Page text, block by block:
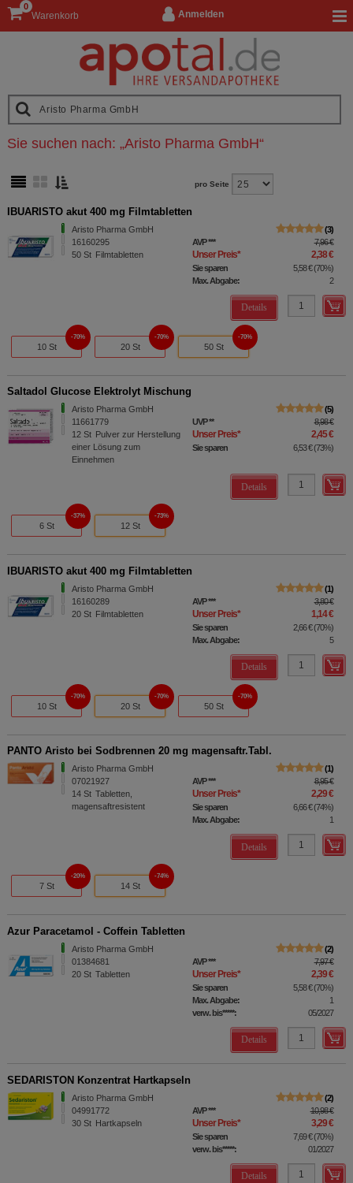
Anmelden
Warenkorb
0
Sie suchen nach: „Aristo Pharma GmbH“
pro Seite
IBUARISTO akut 400 mg Filmtabletten
Aristo Pharma GmbH
16160295
50 St Filmtabletten
3
AVP*** 7,96 €
Unser Preis* 2,38 €
Sie sparen 5,58 €(70%)
Max. Abgabe:
2
Details
10 St
70%
20 St
70%
50 St
70%
Saltadol Glucose Elektrolyt Mischung
Aristo Pharma GmbH
11661779
12 St
Pulver zur Herstellung
einer Lösung zum
Einnehmen
5
UVP** 8,98 €
Unser Preis* 2,45 €
Sie sparen 6,53 €(73%)
Details
6 St
37%
12 St
73%
IBUARISTO akut 400 mg Filmtabletten
Aristo Pharma GmbH
16160289
20 St Filmtabletten
1
AVP*** 3,80 €
Unser Preis* 1,14 €
Sie sparen 2,66 €(70%)
Max. Abgabe:
5
Details
10 St
70%
20 St
70%
50 St
70%
PANTO Aristo bei Sodbrennen 20 mg magensaftr.Tabl.
Aristo Pharma GmbH
07021927
14 St Tabletten,
magensaftresistent
1
AVP*** 8,95 €
Unser Preis* 2,29 €
Sie sparen 6,66 €(74%)
Max. Abgabe:
1
Details
7 St
20%
14 St
74%
Azur Paracetamol - Coffein Tabletten
Aristo Pharma GmbH
01384681
20 St Tabletten
2
AVP*** 7,97 €
Unser Preis* 2,39 €
Sie sparen 5,58 €(70%)
Max. Abgabe:
1
verw. bis*****:
05/2027
Details
SEDARISTON Konzentrat Hartkapseln
Aristo Pharma GmbH
04991772
30 St Hartkapseln
2
AVP*** 10,98 €
Unser Preis* 3,29 €
Sie sparen 7,69 €(70%)
verw. bis*****:
01/2027
Details